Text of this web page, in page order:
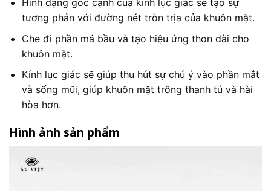
Hình dạng góc cạnh của kính lục giác sẽ tạo sự
tương phản với đường nét tròn trịa của khuôn mặt.
Che đi phần má bầu và tạo hiệu ứng thon dài cho
khuôn mặt.
Kính lục giác sẽ giúp thu hút sự chú ý vào phần mắt
và sống mũi, giúp khuôn mặt trông thanh tú và hài
hòa hơn.
Hình ảnh sản phẩm